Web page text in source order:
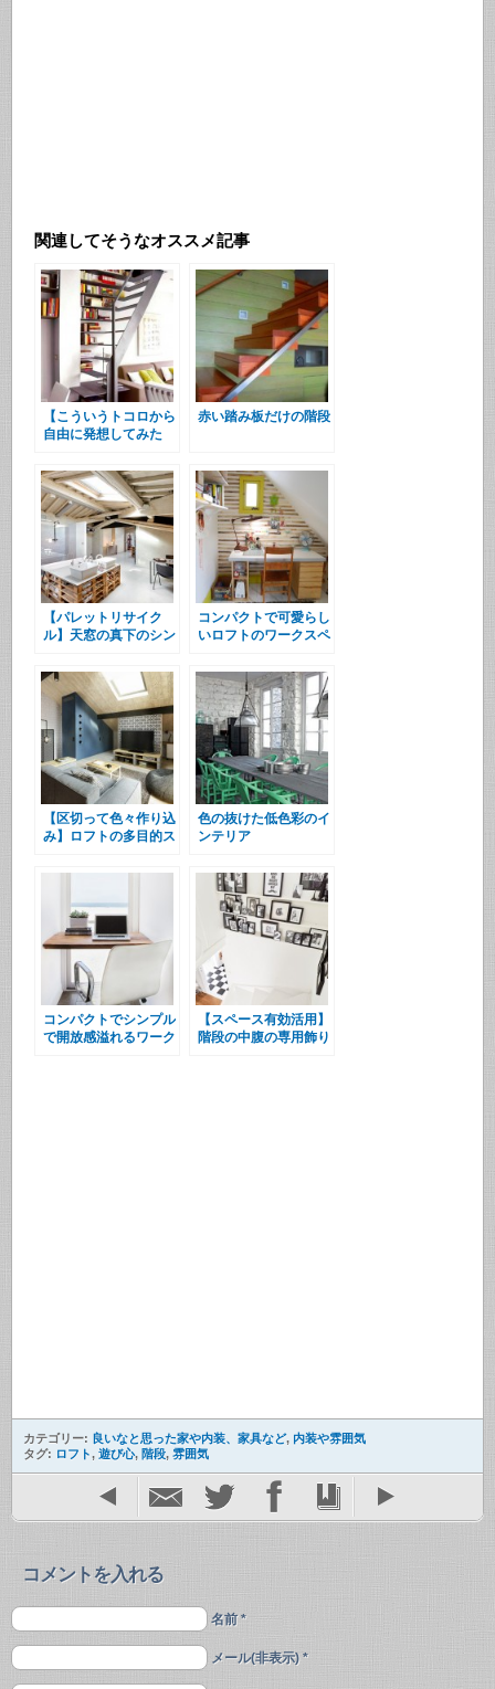
関連してそうなオススメ記事
【こういうトコロから
自由に発想してみた
ルな階段
赤い踏み板だけの階段
【パレットリサイク
ル】天窓の真下のシン
コンパクトで可愛らし
いロフトのワークスペ
【区切って色々作り込
み】ロフトの多目的ス
色の抜けた低色彩のイ
ンテリア
コンパクトでシンプル
で開放感溢れるワーク
【スペース有効活用】
階段の中腹の専用飾り
カテゴリー: 良いなと思った家や内装、家具など, 内装や雰囲気
タグ: ロフト, 遊び心, 階段, 雰囲気
コメントを入れる
名前 *
メール(非表示) *